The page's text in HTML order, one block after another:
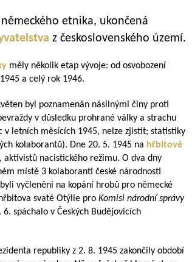
etnika, ukončená
z československého území.
měly několik etap vývoje: od osvobození
a celý rok 1946.
byl poznamenán násilnými činy proti
v důsledku prohrané války a strachu
v letních měsících 1945, nelze zjistit; statistiky
kolaborantů). Dne 20. 5. 1945 na hřbitově
nacistického režimu. O dva dny
místě 3 kolaboranti české národnosti
vyčleněni na kopání hrobů pro německé
svaté Otýlie pro Komisi národní správy
spáchalo v Českých Budějovicích
republiky z 2. 8. 1945 zakončily období